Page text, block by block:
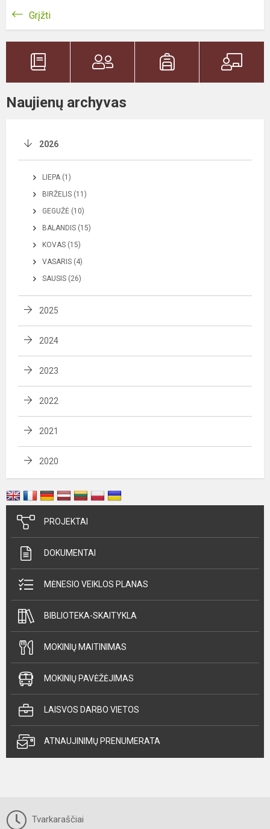
Grįžti
Naujienų archyvas
2026
LIEPA (1)
BIRŽELIS (11)
GEGUŽĖ (10)
BALANDIS (15)
KOVAS (15)
VASARIS (4)
SAUSIS (26)
2025
2024
2023
2022
2021
2020
PROJEKTAI
DOKUMENTAI
MĖNESIO VEIKLOS PLANAS
BIBLIOTEKA-SKAITYKLA
MOKINIŲ MAITINIMAS
MOKINIŲ PAVĖŽĖJIMAS
LAISVOS DARBO VIETOS
ATNAUJINIMŲ PRENUMERATA
Tvarkaraščiai